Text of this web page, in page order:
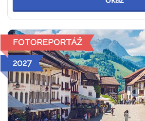
FOTOREPORTÁŽ
2027